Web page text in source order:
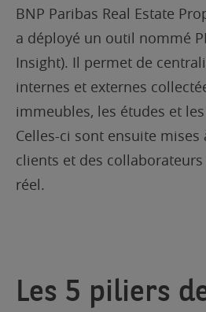
BNP Paribas Real Estate
a déployé un outil nommé
Insight). Il permet de
internes et externes
immeubles, les études et
Celles-ci sont ensuite
clients et des
réel.
Les 5 piliers